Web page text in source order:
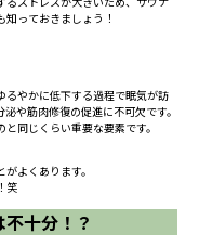
っておきましょう！
るやかに低下する過程で眠気が訪
や筋肉修復の促進に不可欠です。
同じくらい重要な要素です。
よくあります。
笑
十分！？